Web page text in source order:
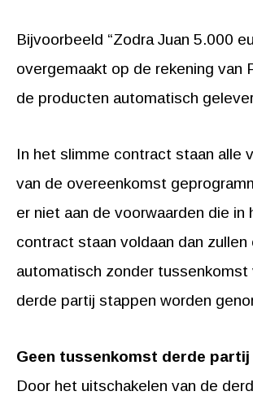
Bijvoorbeeld “Zodra Juan 5.000
overgemaakt op de rekening van
de producten automatisch
In het slimme contract staan alle
van de overeenkomst
er niet aan de voorwaarden die in
contract staan voldaan dan zullen
automatisch zonder tussenkomst
derde partij stappen worden
Geen tussenkomst derde partij
Door het uitschakelen van de